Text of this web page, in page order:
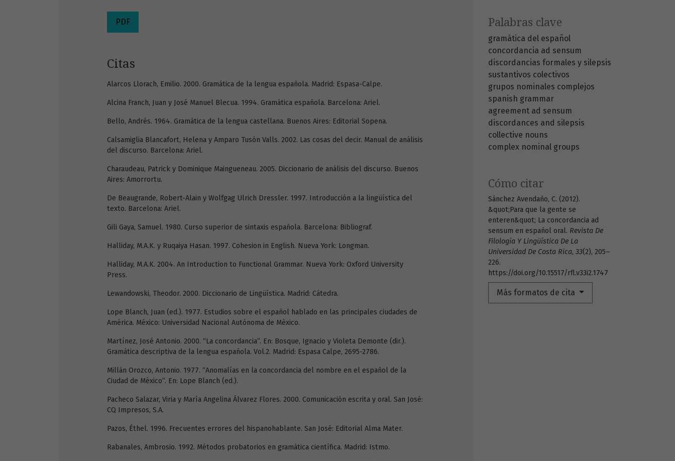
Palabras clave
gramática del español
concordancia ad sensum
discordancias formales y silepsis
sustantivos colectivos
grupos nominales complejos
spanish grammar
agreement ad sensum
discordances and silepsis
collective nouns
complex nominal groups
Cómo citar
Sánchez Avendaño, C. (2012).
&quot;Para que la gente se
enteren&quot; La concordancia ad
sensum en español oral. Revista De
Filología Y Lingüística De La
Universidad De Costa Rica, 33(2), 205–
226.
https://doi.org/10.15517/rfl.v33i2.1747
Más formatos de cita
PDF
Citas
Alarcos Llorach, Emilio. 2000. Gramática de la lengua española. Madrid: Espasa-Calpe.
Alcina Franch, Juan y José Manuel Blecua. 1994. Gramática española. Barcelona: Ariel.
Bello, Andrés. 1964. Gramática de la lengua castellana. Buenos Aires: Editorial Sopena.
Calsamiglia Blancafort, Helena y Amparo Tusón Valls. 2002. Las cosas del decir. Manual de análisis
del discurso. Barcelona: Ariel.
Charaudeau, Patrick y Dominique Maingueneau. 2005. Diccionario de análisis del discurso. Buenos
Aires: Amorrortu.
De Beaugrande, Robert-Alain y Wolfgag Ulrich Dressler. 1997. Introducción a la lingüística del
texto. Barcelona: Ariel.
Gili Gaya, Samuel. 1980. Curso superior de sintaxis española. Barcelona: Bibliograf.
Halliday, M.A.K. y Ruqaiya Hasan. 1997. Cohesion in English. Nueva York: Longman.
Halliday, M.A.K. 2004. An Introduction to Functional Grammar. Nueva York: Oxford University
Press.
Lewandowski, Theodor. 2000. Diccionario de Lingüística. Madrid: Cátedra.
Lope Blanch, Juan (ed.). 1977. Estudios sobre el español hablado en las principales ciudades de
América. México: Universidad Nacional Autónoma de México.
Martínez, José Antonio. 2000. “La concordancia”. En: Bosque, Ignacio y Violeta Demonte (dir.).
Gramática descriptiva de la lengua española. Vol.2. Madrid: Espasa Calpe, 2695-2786.
Millán Orozco, Antonio. 1977. “Anomalías en la concordancia del nombre en el español de la
Ciudad de México”. En: Lope Blanch (ed.).
Pacheco Salazar, Viria y María Angelina Álvarez Flores. 2000. Comunicación escrita y oral. San José:
CQ Impresos, S.A.
Pazos, Éthel. 1996. Frecuentes errores del hispanohablante. San José: Editorial Alma Mater.
Rabanales, Ambrosio. 1992. Métodos probatorios en gramática científica. Madrid: Istmo.